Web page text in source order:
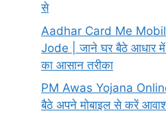
से
Aadhar Card Me
Jode | जाने घर बैठे आधार में
का आसान तरीका
PM Awas Yojana
बैठे अपने मोबाइल से करें